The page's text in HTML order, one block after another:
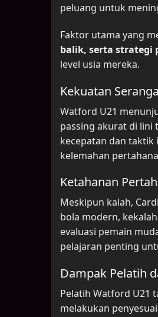
peluang untuk
Faktor utama yang
balik, serta strategi
level usia mereka.
Kekuatan
Watford U21
passing akurat di lini
kecepatan dan taktik
kelemahan
Ketahanan
Meskipun kalah,
bola modern,
evaluasi pemain
pelajaran penting
Dampak Pelatih
Pelatih Watford U21
melakukan